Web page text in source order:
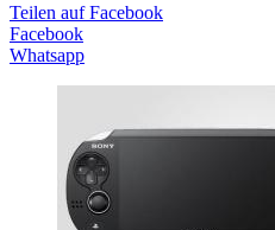
Teilen auf Facebook
Facebook
Whatsapp